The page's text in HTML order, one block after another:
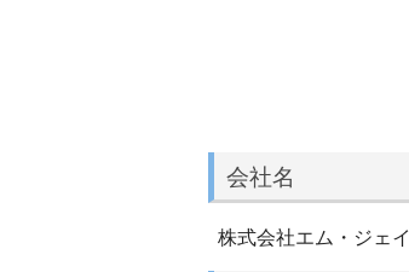
会社名
株式会社エム・ジェイ